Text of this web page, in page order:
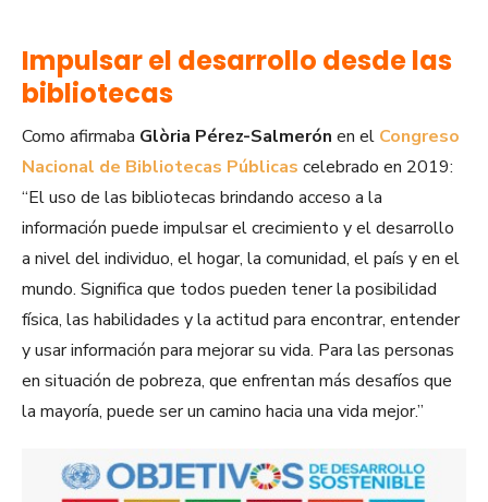
Impulsar el desarrollo desde las
bibliotecas
Como afirmaba Glòria Pérez-Salmerón en el Congreso
Nacional de Bibliotecas Públicas celebrado en 2019:
“El uso de las bibliotecas brindando acceso a la
información puede impulsar el crecimiento y el desarrollo
a nivel del individuo, el hogar, la comunidad, el país y en el
mundo. Significa que todos pueden tener la posibilidad
física, las habilidades y la actitud para encontrar, entender
y usar información para mejorar su vida. Para las personas
en situación de pobreza, que enfrentan más desafíos que
la mayoría, puede ser un camino hacia una vida mejor.”